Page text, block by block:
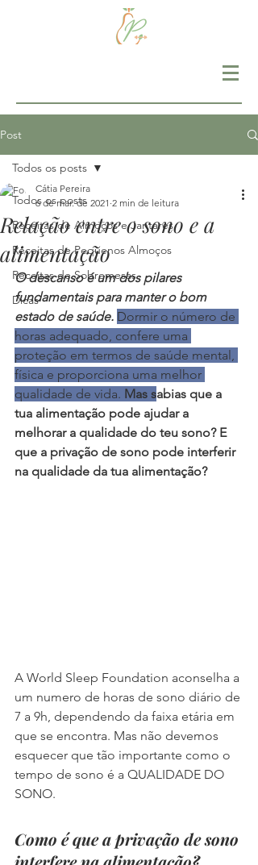
Post
Todos os posts
Receitas de Almoços e Jantares
Receitas de Pequenos Almoços
Receitas de Sobremesas
Dicas
Todos os posts
Relação entre o sono e a
alimentação
Cátia Pereira
6 de mar. de 2021 2 min de leitura
O descanso é um dos pilares
fundamentais para manter o bom
estado de saúde. Dormir o número de
horas adequado, confere uma
proteção em termos de saúde mental,
física e proporciona uma melhor
qualidade de vida. Mas sabias que a
tua alimentação pode ajudar a
melhorar a qualidade do teu sono? E
que a privação de sono pode interferir
na qualidade da tua alimentação?
A World Sleep Foundation aconselha a
um numero de horas de sono diário de
7 a 9h, dependendo da faixa etária em
que se encontra. Mas não devemos
esquecer que tão importante como o
tempo de sono é a QUALIDADE DO
SONO.
Como é que a privação de sono